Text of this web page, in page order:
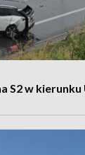
S2 w